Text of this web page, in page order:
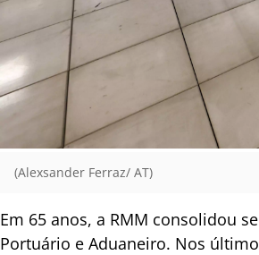
(Alexsander Ferraz/ AT)
Em 65 anos, a RMM consolidou
Portuário e Aduaneiro. Nos